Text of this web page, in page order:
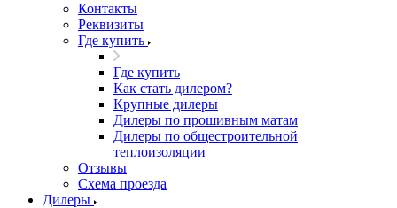
Контакты
Реквизиты
Где купить
Где купить
Как стать дилером?
Крупные дилеры
Дилеры по прошивным матам
Дилеры по общестроительной
теплоизоляции
Отзывы
Схема проезда
Дилеры